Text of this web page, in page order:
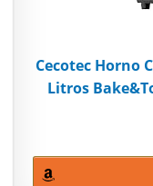
Cecotec Horno
Litros